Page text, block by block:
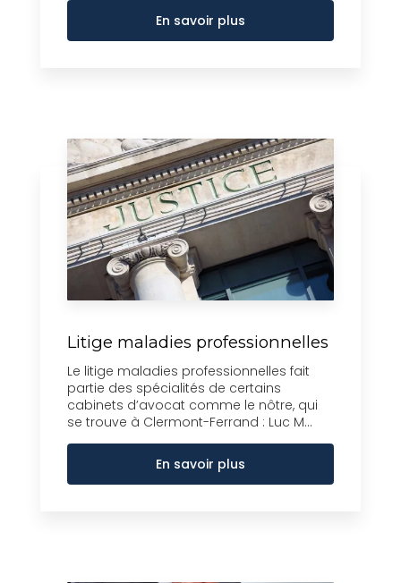
En savoir plus
Litige maladies professionnelles
Le litige maladies professionnelles fait
partie des spécialités de certains
cabinets d’avocat comme le nôtre, qui
se trouve à Clermont-Ferrand : Luc M...
En savoir plus